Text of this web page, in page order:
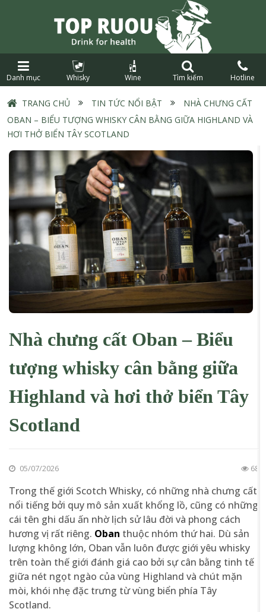
Danh mục Whisky Wine Tìm kiếm Hotline
TRANG CHỦ › TIN TỨC NỔI BẬT ›
NHÀ CHƯNG CẤT
OBAN – BIỂU TƯỢNG WHISKY CÂN BẰNG GIỮA HIGHLAND VÀ
HƠI THỞ BIỂN TÂY SCOTLAND
Nhà chưng cất Oban – Biểu
tượng whisky cân bằng giữa
Highland và hơi thở biển Tây
Scotland
05/07/2026 68
Trong thế giới Scotch Whisky, có những nhà chưng cất
nổi tiếng bởi quy mô sản xuất khổng lồ, cũng có những
cái tên ghi dấu ấn nhờ lịch sử lâu đời và phong cách
hương vị rất riêng. Oban thuộc nhóm thứ hai. Dù sản
lượng không lớn, Oban vẫn luôn được giới yêu whisky
trên toàn thế giới đánh giá cao bởi sự cân bằng tinh tế
giữa nét ngọt ngào của vùng Highland và chút mặn
mòi, khói nhẹ đặc trưng từ vùng biển phía Tây
Scotland.